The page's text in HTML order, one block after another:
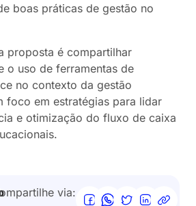
boas práticas de gestão no
proposta é compartilhar
o uso de ferramentas de
no contexto da gestão
foco em estratégias para lidar
e otimização do fluxo de caixa
via: